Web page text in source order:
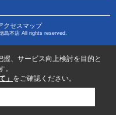
クセスマップ
本店 All rights reserved.
、サービス向上検討を目的と
。
」 をご確認ください。